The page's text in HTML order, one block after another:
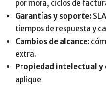
por mora, ciclos de
Garantías y soporte:
tiempos de respuesta y
Cambios de alcance:
extra.
Propiedad intelectual y
aplique.